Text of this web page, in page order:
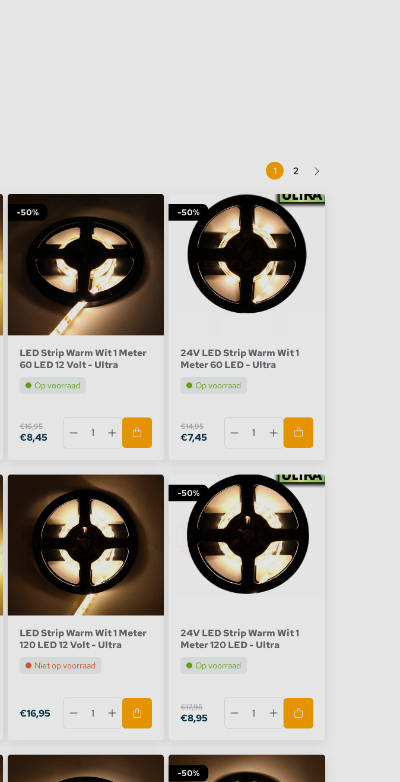
1 2
-50%
LED Strip Warm Wit 1 Meter
60 LED 12 Volt - Ultra
Op voorraad
€16,95
€8,45
-50%
24V LED Strip Warm Wit 1
Meter 60 LED - Ultra
Op voorraad
€14,95
€7,45
LED Strip Warm Wit 1 Meter
120 LED 12 Volt - Ultra
Niet op voorraad
€16,95
-50%
24V LED Strip Warm Wit 1
Meter 120 LED - Ultra
Op voorraad
€17,95
€8,95
-50%